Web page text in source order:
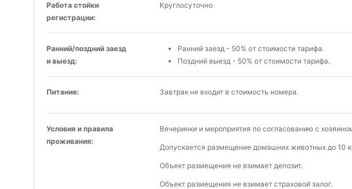
Работа стойки
регистрации:
Круглосуточно
Ранний/поздний заезд
и выезд:
Ранний заезд - 50% от стоимости тарифа.
Поздний выезд - 50% от стоимости тарифа.
Питание: Завтрак не входит в стоимость номера.
Условия и правила
проживания:
Вечеринки и мероприятия по согласованию с
Допускается размещение домашних животных до 10
Объект размещения не взимает депозит.
Объект размещения не взимает страховой залог.